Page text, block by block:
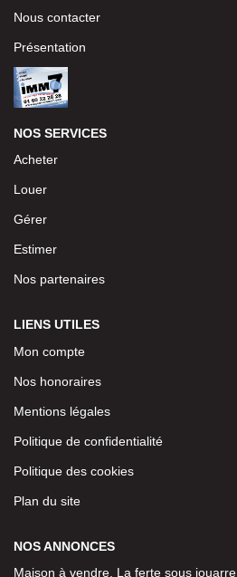
Nous contacter
Présentation
NOS SERVICES
Acheter
Louer
Gérer
Estimer
Nos partenaires
LIENS UTILES
Mon compte
Nos honoraires
Mentions légales
Politique de confidentialité
Politique des cookies
Plan du site
NOS ANNONCES
Maison à vendre, La ferte sous jouarre